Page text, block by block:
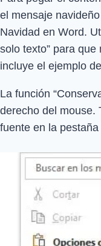
el mensaje
Navidad en Word.
solo texto” para
incluye el ejemplo
La función
derecho del mouse.
fuente en la pestaña